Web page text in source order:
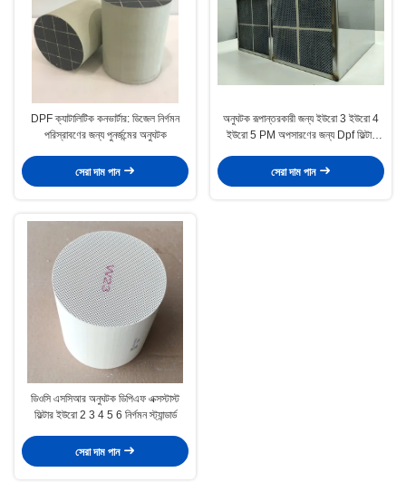
DPF ক্যাটালিটিক কনভার্টার: ডিজেল নির্গমন
পরিস্রাবণের জন্য পুনর্জন্মের অনুঘটক
সেরা দাম পান
অনুঘটক রূপান্তরকারী জন্য ইউরো 3 ইউরো 4
ইউরো 5 PM অপসারণের জন্য Dpf ফিল্টার
সেরা দাম পান
ডিওসি এসসিআর অনুঘটক ডিপিএফ এক্সস্টাস্ট
ফিল্টার ইউরো 2 3 4 5 6 নির্গমন স্ট্যান্ডার্ড
সেরা দাম পান